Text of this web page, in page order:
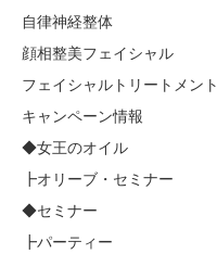
自律神経整体
顔相整美フェイシャル
フェイシャルトリートメント
キャンペーン情報
◆女王のオイル
┣オリーブ・セミナー
◆セミナー
┣パーティー